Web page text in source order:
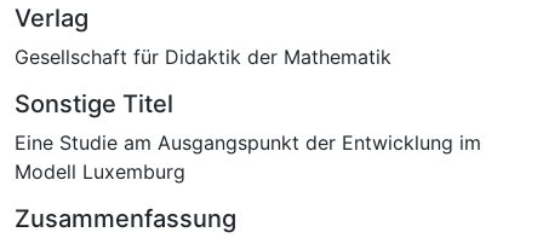
Verlag
Gesellschaft für Didaktik der Mathematik
Sonstige Titel
Eine Studie am Ausgangspunkt der Entwicklung im
Modell Luxemburg
Zusammenfassung